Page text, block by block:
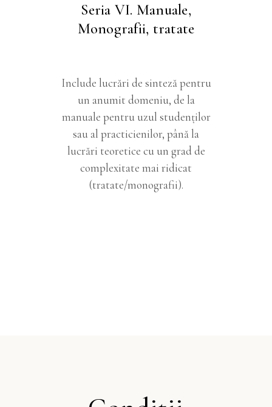
Seria VI. Manuale,
Monografii, tratate
Include lucrări de sinteză pentru
un anumit domeniu, de la
manuale pentru uzul studenţilor
sau al practicienilor, până la
lucrări teoretice cu un grad de
complexitate mai ridicat
(tratate/monografii).